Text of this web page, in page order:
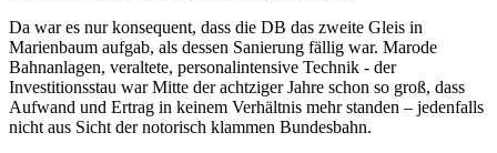
Da war es nur konsequent, dass die DB das zweite Gleis in
Marienbaum aufgab, als dessen Sanierung fällig war. Marode
Bahnanlagen, veraltete, personalintensive Technik - der
Investitionsstau war Mitte der achtziger Jahre schon so groß, dass
Aufwand und Ertrag in keinem Verhältnis mehr standen – jedenfalls
nicht aus Sicht der notorisch klammen Bundesbahn.